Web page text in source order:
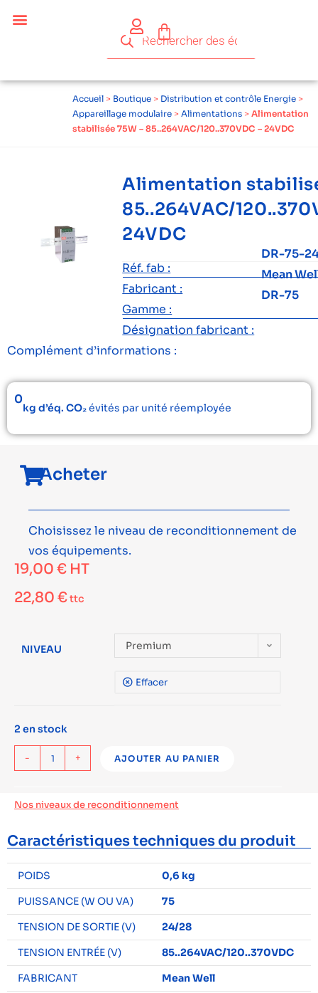
Accueil > Boutique > Distribution et contrôle Energie >
Appareillage modulaire > Alimentations > Alimentation
stabilisée 75W – 85..264VAC/120..370VDC – 24VDC
Alimentation
85..264VAC/
24VDC
Réf. fab :
DR-75-
Fabricant :
Mean
Gamme :
DR-75
Désignation fabricant :
Complément d’informations :
0
kg d’éq. CO₂évités par unité réemployée
Acheter
Choisissez le niveau de reconditionnement de
vos équipements.
19,00 € HT
22,80 €ttc
NIVEAU Premium
Effacer
2 en stock
- + AJOUTER AU PANIER
Nos niveaux de reconditionnement
Caractéristiques techniques du produit
POIDS
0,6 kg
PUISSANCE (W OU VA)
75
TENSION DE SORTIE (V)
24/28
TENSION ENTRÉE (V)
85..264VAC/120..370VDC
FABRICANT
Mean Well